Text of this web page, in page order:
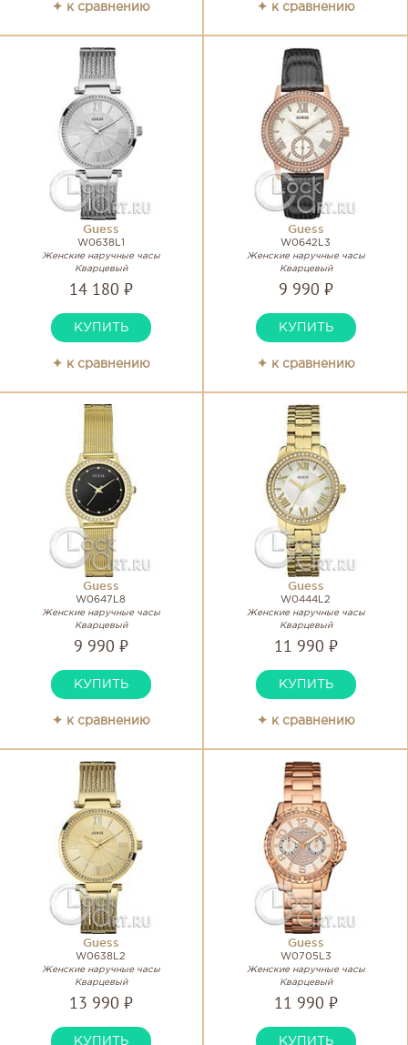
✦ к сравнению ✦ к сравнению
Guess
W0638L1
Женские наручные часы
Кварцевый
14 180 ₽
КУПИТЬ
✦ к сравнению
Guess
W0642L3
Женские наручные часы
Кварцевый
9 990 ₽
КУПИТЬ
✦ к сравнению
Guess
W0647L8
Женские наручные часы
Кварцевый
9 990 ₽
КУПИТЬ
✦ к сравнению
Guess
W0444L2
Женские наручные часы
Кварцевый
11 990 ₽
КУПИТЬ
✦ к сравнению
Guess
W0638L2
Женские наручные часы
Кварцевый
13 990 ₽
КУПИТЬ
Guess
W0705L3
Женские наручные часы
Кварцевый
11 990 ₽
КУПИТЬ